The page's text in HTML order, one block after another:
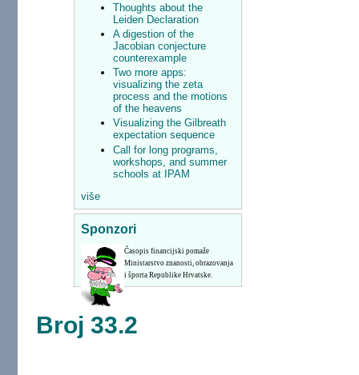
Thoughts about the
Leiden Declaration
A digestion of the
Jacobian conjecture
counterexample
Two more apps:
visualizing the zeta
process and the motions
of the heavens
Visualizing the Gilbreath
expectation sequence
Call for long programs,
workshops, and summer
schools at IPAM
više
Sponzori
Časopis financijski pomaže
Ministarstvo znanosti, obrazovanja
i športa Republike Hrvatske.
Broj 33.2